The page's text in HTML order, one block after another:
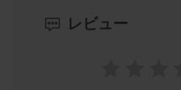
レビュー